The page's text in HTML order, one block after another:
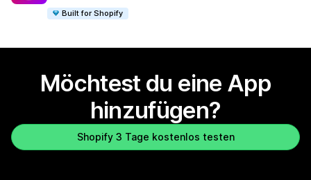
Built for Shopify
Möchtest du eine App
hinzufügen?
Shopify 3 Tage kostenlos testen